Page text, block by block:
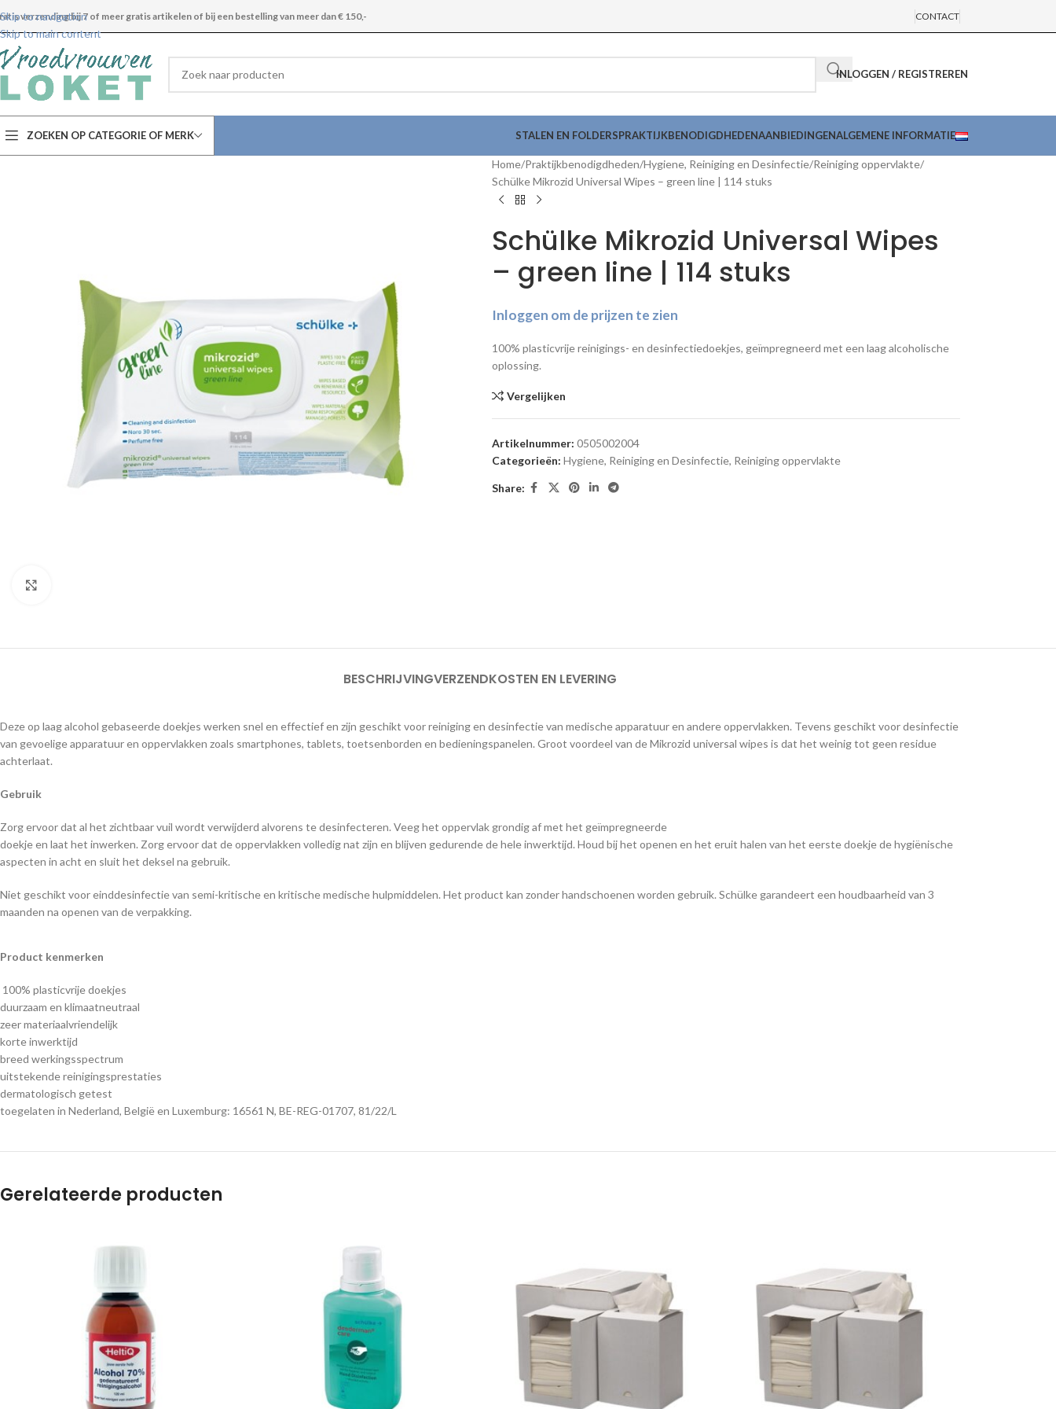
Skip to navigation
Skip to main content
verzending bij 7 of meer gratis artikelen of bij een bestelling van meer dan € 150,- CONTACT
INLOGGEN / REGISTREREN
ZOEKEN OP CATEGORIE OF MERK STALEN EN FOLDERSPRAKTIJKBENODIGDHEDENAANBIEDINGENALGEMENE INFORMATIE
Home Praktijkbenodigdheden Hygiene, Reiniging en Desinfectie Reiniging oppervlakte
Schülke Mikrozid Universal Wipes – green line | 114 stuks
Schülke Mikrozid Universal Wipes
– green line | 114 stuks
Inloggen om de prijzen te zien
100% plasticvrije reinigings- en desinfectiedoekjes, geïmpregneerd met een laag alcoholische
oplossing.
Vergelijken
Artikelnummer: 0505002004
Categorieën: Hygiene, Reiniging en Desinfectie, Reiniging oppervlakte
Share:
BESCHRIJVINGVERZENDKOSTEN EN LEVERING
Deze op laag alcohol gebaseerde doekjes werken snel en effectief en zijn geschikt voor reiniging en desinfectie van medische apparatuur en andere oppervlakken. Tevens geschikt voor desinfectie
van gevoelige apparatuur en oppervlakken zoals smartphones, tablets, toetsenborden en bedieningspanelen. Groot voordeel van de Mikrozid universal wipes is dat het weinig tot geen residue
achterlaat.
Gebruik
Zorg ervoor dat al het zichtbaar vuil wordt verwijderd alvorens te desinfecteren. Veeg het oppervlak grondig af met het geïmpregneerde
doekje en laat het inwerken. Zorg ervoor dat de oppervlakken volledig nat zijn en blijven gedurende de hele inwerktijd. Houd bij het openen en het eruit halen van het eerste doekje de hygiënische
aspecten in acht en sluit het deksel na gebruik.
Niet geschikt voor einddesinfectie van semi-kritische en kritische medische hulpmiddelen. Het product kan zonder handschoenen worden gebruik. Schülke garandeert een houdbaarheid van 3
maanden na openen van de verpakking.
Product kenmerken
100% plasticvrije doekjes
duurzaam en klimaatneutraal
zeer materiaalvriendelijk
korte inwerktijd
breed werkingsspectrum
uitstekende reinigingsprestaties
dermatologisch getest
toegelaten in Nederland, België en Luxemburg: 16561 N, BE-REG-01707, 81/22/L
Gerelateerde producten